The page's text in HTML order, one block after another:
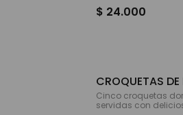
rino.
$ 24.000
Cinco croquetas
servidas con